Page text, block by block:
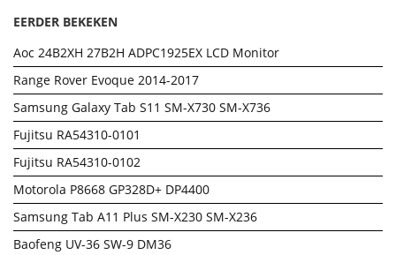
EERDER BEKEKEN
Aoc 24B2XH 27B2H ADPC1925EX LCD Monitor
Range Rover Evoque 2014-2017
Samsung Galaxy Tab S11 SM-X730 SM-X736
Fujitsu RA54310-0101
Fujitsu RA54310-0102
Motorola P8668 GP328D+ DP4400
Samsung Tab A11 Plus SM-X230 SM-X236
Baofeng UV-36 SW-9 DM36